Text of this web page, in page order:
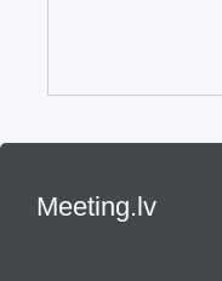
Meeting.lv